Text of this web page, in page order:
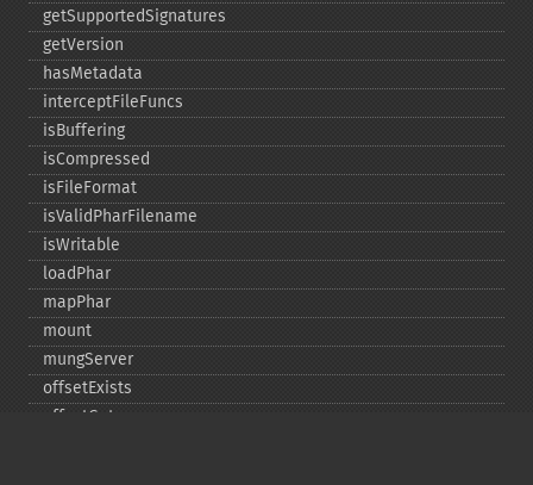
getSupportedSignatures
getVersion
hasMetadata
interceptFileFuncs
isBuffering
isCompressed
isFileFormat
isValidPharFilename
isWritable
loadPhar
mapPhar
mount
mungServer
offsetExists
offsetGet